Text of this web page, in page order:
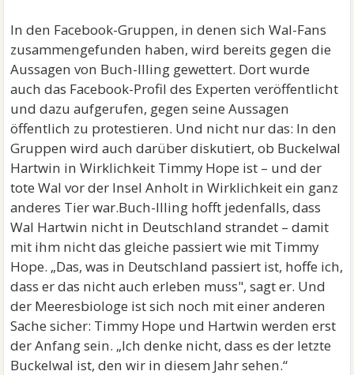
In den Facebook-Gruppen, in denen sich Wal-Fans
zusammengefunden haben, wird bereits gegen die
Aussagen von Buch-Illing gewettert. Dort wurde
auch das Facebook-Profil des Experten veröffentlicht
und dazu aufgerufen, gegen seine Aussagen
öffentlich zu protestieren. Und nicht nur das: In den
Gruppen wird auch darüber diskutiert, ob Buckelwal
Hartwin in Wirklichkeit Timmy Hope ist – und der
tote Wal vor der Insel Anholt in Wirklichkeit ein ganz
anderes Tier war.Buch-Illing hofft jedenfalls, dass
Wal Hartwin nicht in Deutschland strandet – damit
mit ihm nicht das gleiche passiert wie mit Timmy
Hope. „Das, was in Deutschland passiert ist, hoffe ich,
dass er das nicht auch erleben muss", sagt er. Und
der Meeresbiologe ist sich noch mit einer anderen
Sache sicher: Timmy Hope und Hartwin werden erst
der Anfang sein. „Ich denke nicht, dass es der letzte
Buckelwal ist, den wir in diesem Jahr sehen.“